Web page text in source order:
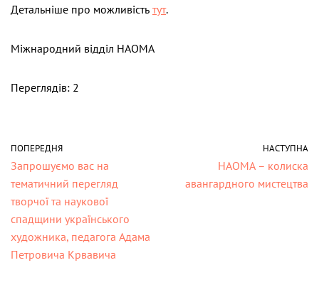
Детальніше про можливість тут.
Міжнародний відділ НАОМА
Переглядів: 2
ПОПЕРЕДНЯ
Запрошуємо вас на
тематичний перегляд
творчої та наукової
спадщини українського
художника, педагога Адама
Петровича Крвавича
НАСТУПНА
НАОМА – колиска
авангардного мистецтва